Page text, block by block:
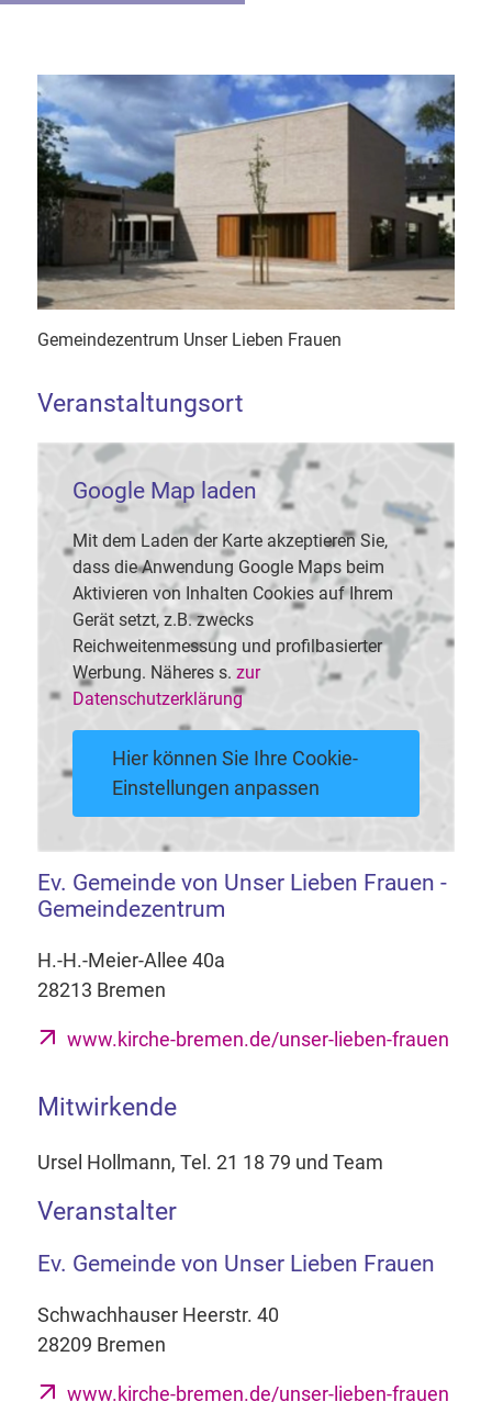
Gemeindezentrum Unser Lieben Frauen
Veranstaltungsort
Google Map laden
Mit dem Laden der Karte akzeptieren Sie,
dass die Anwendung Google Maps beim
Aktivieren von Inhalten Cookies auf Ihrem
Gerät setzt, z.B. zwecks
Reichweitenmessung und profilbasierter
Werbung. Näheres s. zur
Datenschutzerklärung
Hier können Sie Ihre Cookie-
Einstellungen anpassen
Ev. Gemeinde von Unser Lieben Frauen -
Gemeindezentrum
H.-H.-Meier-Allee 40a
28213 Bremen
www.kirche-bremen.de/unser-lieben-frauen
Mitwirkende
Ursel Hollmann, Tel. 21 18 79 und Team
Veranstalter
Ev. Gemeinde von Unser Lieben Frauen
Schwachhauser Heerstr. 40
28209 Bremen
www.kirche-bremen.de/unser-lieben-frauen